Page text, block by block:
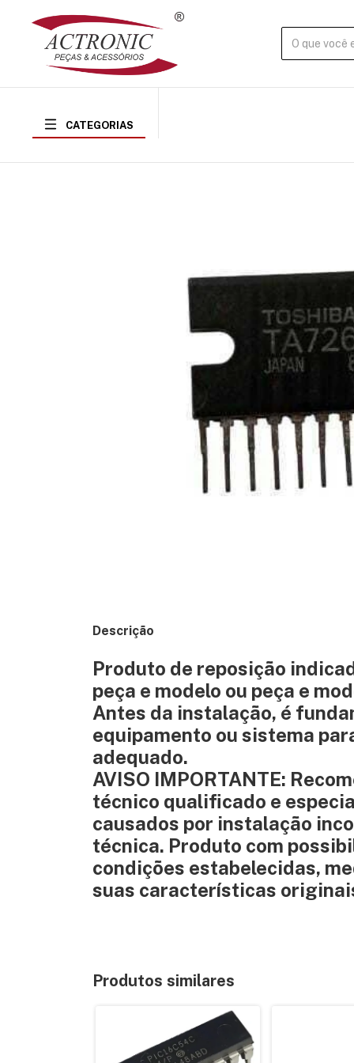
CATEGORIAS
Descrição
Produto de reposição
peça e modelo ou peça e
Antes da instalação, é
equipamento ou sistema
adequado.
AVISO IMPORTANTE:
técnico qualificado e
causados por instalação
técnica. Produto com
condições estabelecidas,
suas características
Produtos similares